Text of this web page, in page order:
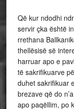
Që kur ndodhi
servir çka është
rrethana
thellësisë së
harruar apo e
të sakrifikuarve
duhet sakrifikuar
brezave që do
apo paqëllim, po